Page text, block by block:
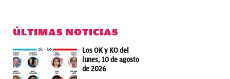
ÚLTIMAS NOTICIAS
Los OK y KO del
lunes, 10 de agosto
de 2026